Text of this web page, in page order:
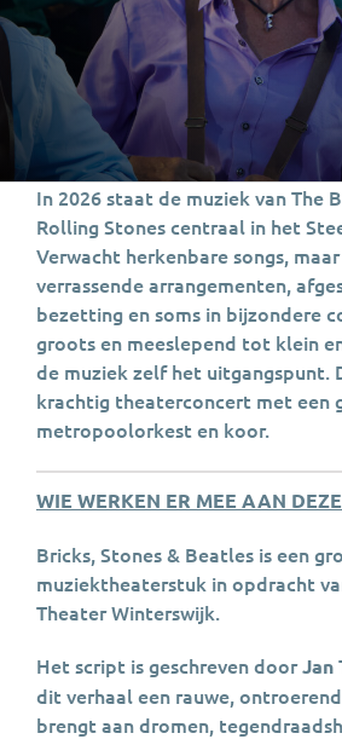
In 2026 staat de muziek van The
Rolling Stones centraal in het
Verwacht herkenbare songs,
verrassende arrangementen,
bezetting en soms in bijzondere
groots en meeslepend tot klein
de muziek zelf het uitgangspunt.
krachtig theaterconcert met een
metropoolorkest en koor.
WIE WERKEN ER MEE AAN
Bricks, Stones & Beatles is een
muziektheaterstuk in opdracht
Theater Winterswijk.
Het script is geschreven doorJan
dit verhaal een rauwe,
brengt aan dromen,